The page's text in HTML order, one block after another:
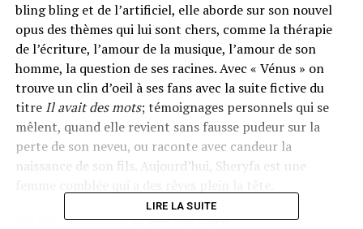
bling bling et de l’artificiel, elle aborde sur son nouvel
opus des thèmes qui lui sont chers, comme la thérapie
de l’écriture, l’amour de la musique, l’amour de son
homme, la question de ses racines. Avec « Vénus » on
trouve un clin d’oeil à ses fans avec la suite fictive du
titre Il avait des mots; témoignages personnels qui se
mêlent, quand elle revient sans fausse pudeur sur la
perte de son neveu, ou raconte avec candeur la
naissance de son fils. Aujourd’hui, Sheryfa est une
Get the Flash Playerto see this player.
LIRE LA SUITE